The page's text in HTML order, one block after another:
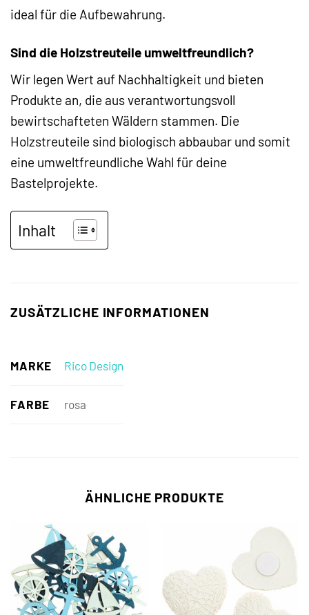
ideal für die Aufbewahrung.
Sind die Holzstreuteile umweltfreundlich?
Wir legen Wert auf Nachhaltigkeit und bieten
Produkte an, die aus verantwortungsvoll
bewirtschafteten Wäldern stammen. Die
Holzstreuteile sind biologisch abbaubar und somit
eine umweltfreundliche Wahl für deine
Bastelprojekte.
Inhalt
ZUSÄTZLICHE INFORMATIONEN
MARKE Rico Design
FARBE rosa
ÄHNLICHE PRODUKTE